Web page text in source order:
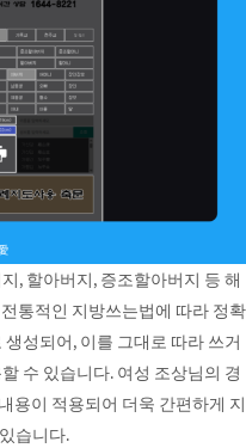
, 할아버지, 증조할아버지 등 해
통적인 지방쓰는법에 따라 정확
성되어, 이를 그대로 따라 쓰거
수 있습니다. 여성 조상님의 경
용이 적용되어 더욱 간편하게 지
습니다.